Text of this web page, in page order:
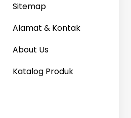
Sitemap
Alamat & Kontak
About Us
Katalog Produk